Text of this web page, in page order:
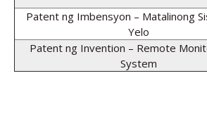
Patent ng Imbensyon – Matalinong
Yelo
Patent ng Invention – Remote
System